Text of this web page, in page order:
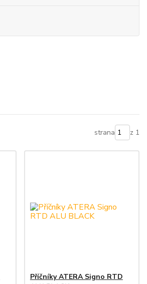
strana z 1
Příčníky ATERA Signo RTD